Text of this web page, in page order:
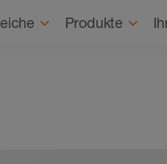
Karriere Produkte